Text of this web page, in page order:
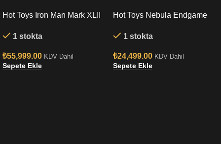
Hot Toys Iron Man Mark XLII
Scale Figure
1 stokta
₺55,999.00 KDV Dahil
Sepete Ekle
Hot Toys Nebula Endgame
1 stokta
₺24,499.00 KDV Dahil
Sepete Ekle